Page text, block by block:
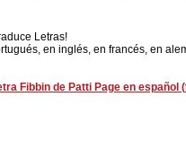
Letras!
en inglés, en francés, en
Fibbin de Patti Page en español